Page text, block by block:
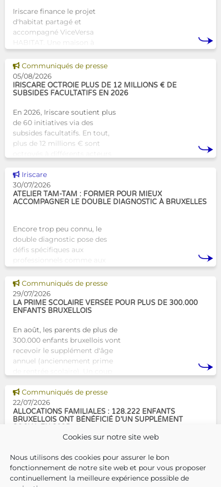
Cookies sur notre site web
Nous utilisons des cookies pour assurer le bon
fonctionnement de notre site web et pour vous proposer
continuellement la meilleure expérience possible de
Iriscare finance le projet
d'habitat partagé et
accompagné ViceVersa
HABITAT. Une maison à
alternative innovante et
humaine aux structures
d’hébergement traditionnel
Voir cette news
Communiqués de presse
05/08/2026
IRISCARE OCTROIE PLUS DE 12 MILLIONS € DE
SUBSIDES FACULTATIFS EN 2026
En 2026, Iriscare soutient plus
de 60 initiatives via des
subsides facultatifs. En tout,
plus de 12 millions € sont
travail au serv
Voir cette news
Iriscare
30/07/2026
ATELIER TAM-TAM : FORMER POUR MIEUX
ACCOMPAGNER LE DOUBLE DIAGNOSTIC À BRUXELLES
Encore trop peu connu, le
double diagnostic pose des
défis spécifiques aux
professionnels comme aux
Tam-Tam apporte une réponse
concrète avec une formation
dest
Voir cette news
Communiqués de presse
29/07/2026
LA PRIME SCOLAIRE VERSÉE POUR PLUS DE 300.000
ENFANTS BRUXELLOIS
En août, les parents de plus de
300.000 enfants bruxellois vont
recevoir le supplément d'âge
annuel (anciennement prime
commencer la
Voir cette news
Communiqués de presse
22/07/2026
ALLOCATIONS FAMILIALES : 128.222 ENFANTS
BRUXELLOIS ONT BÉNÉFICIÉ D’UN SUPPLÉMENT
En décembre 2025, 304.966
enfants bruxellois avaient droit
aux allocations familiales.